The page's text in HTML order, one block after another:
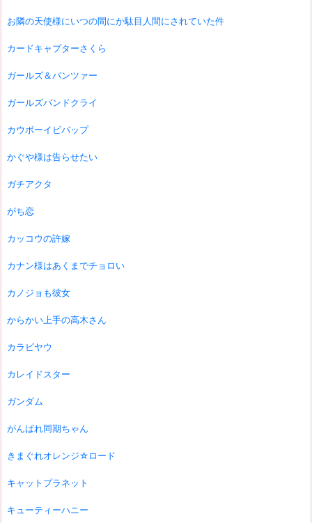
お隣の天使様にいつの間にか駄目人間にされていた件
カードキャプターさくら
ガールズ＆パンツァー
ガールズバンドクライ
カウボーイビバップ
かぐや様は告らせたい
ガチアクタ
がち恋
カッコウの許嫁
カナン様はあくまでチョロい
カノジョも彼女
からかい上手の高木さん
カラビヤウ
カレイドスター
ガンダム
がんばれ同期ちゃん
きまぐれオレンジ☆ロード
キャットプラネット
キューティーハニー